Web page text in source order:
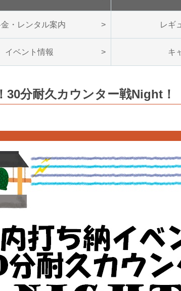
・レンタル案内 レギ
イベント情報 キ
分耐久カウンター戦Night！